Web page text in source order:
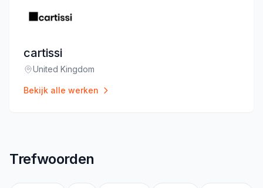
cartissi
Locatie:
United Kingdom
Bekijk alle werken
Trefwoorden